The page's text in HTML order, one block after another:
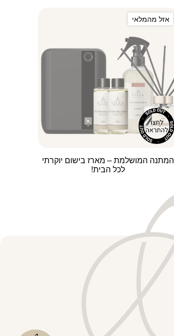
אזל מהמלאי
המתנה המושלמת – מארז בישום יוקרתי
לכל הבית!
לבחור
את
האפשרויות
בעמוד